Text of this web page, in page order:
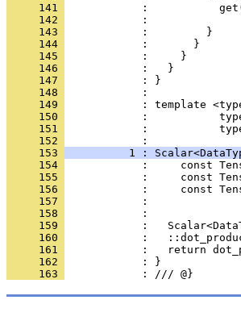
     141
:
     142
:
     143
            :         }
     144
            :       }
     145
            :     }
     146
            :   }
     147
            : }
     148
            :
     149
: template
     150
:
     151
:
     152
:
     153
1 :
     154
:     const
     155
:     const
     156
:     const
     157
:
     158
:
     159
:
     160
:
     161
:   return
     162
            : }
     163
            : /// @}